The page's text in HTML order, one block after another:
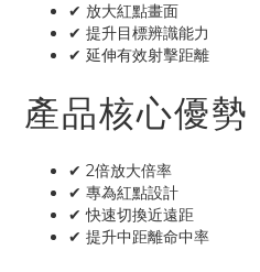
✔ 放大紅點畫面
✔ 提升目標辨識能力
✔ 延伸有效射擊距離
產品核心優勢
✔ 2倍放大倍率
✔ 專為紅點設計
✔ 快速切換近遠距
✔ 提升中距離命中率